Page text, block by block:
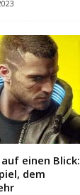
einen Blick:
dem